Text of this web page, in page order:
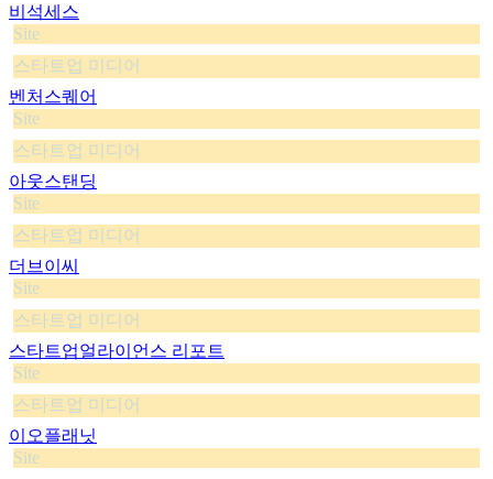
비석세스
Site
스타트업 미디어
벤처스퀘어
Site
스타트업 미디어
아웃스탠딩
Site
스타트업 미디어
더브이씨
Site
스타트업 미디어
스타트업얼라이언스 리포트
Site
스타트업 미디어
이오플래닛
Site